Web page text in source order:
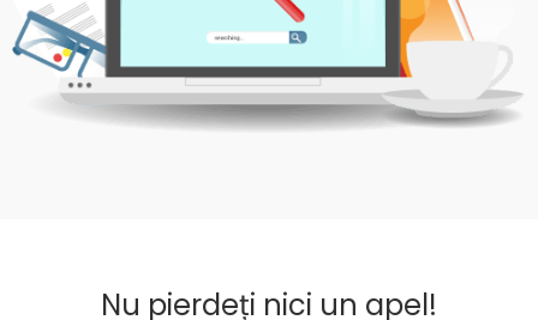
Nu pierdeți nici un apel!